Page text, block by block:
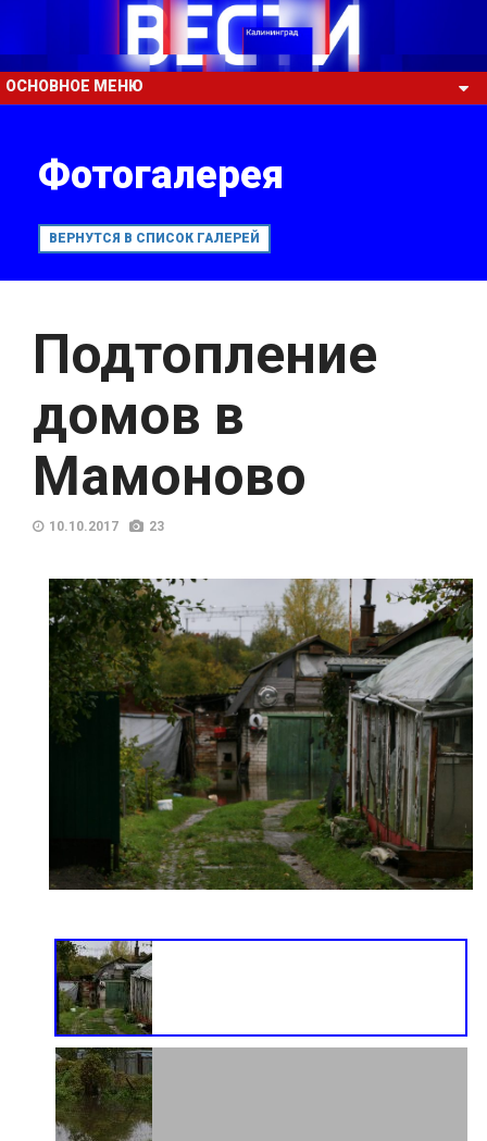
ОСНОВНОЕ МЕНЮ
Фотогалерея
ВЕРНУТСЯ В СПИСОК ГАЛЕРЕЙ
Подтопление
домов в
Мамоново
10.10.2017 23